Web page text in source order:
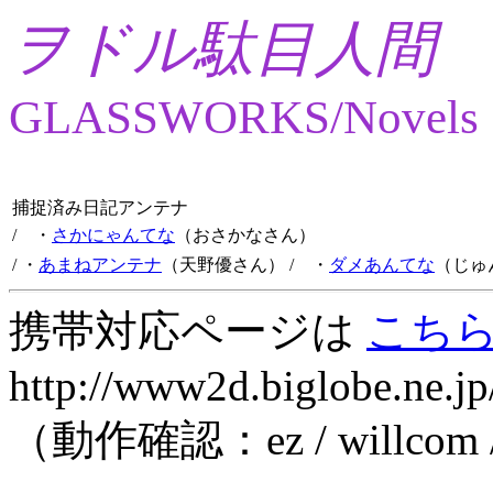
ヲドル駄目人間
GLASSWORKS/Novels
捕捉済み日記アンテナ
/ ・ さかにゃんてな （おさかなさん）
/ ・ あまねアンテナ （天野優さん） / ・ ダメあんてな （じ
携帯対応ページは こち
http://
（動作確認：ez /